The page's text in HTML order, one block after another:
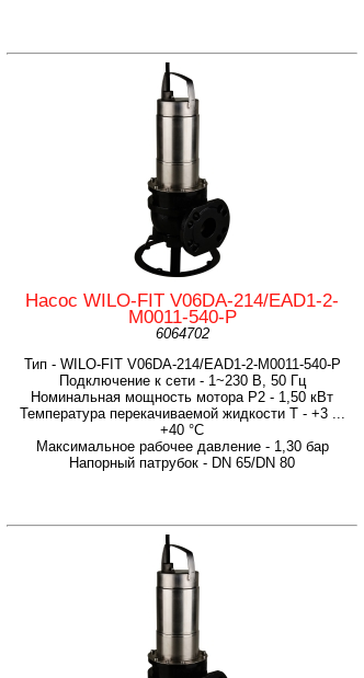
Насос WILO-FIT V06DA-214/EAD1-2-
M0011-540-P
6064702
Тип - WILO-FIT V06DA-214/EAD1-2-M0011-540-P
Подключение к сети - 1~230 В, 50 Гц
Номинальная мощность мотора P2 - 1,50 кВт
Температура перекачиваемой жидкости T - +3 ...
+40 °C
Максимальное рабочее давление - 1,30 бар
Напорный патрубок - DN 65/DN 80